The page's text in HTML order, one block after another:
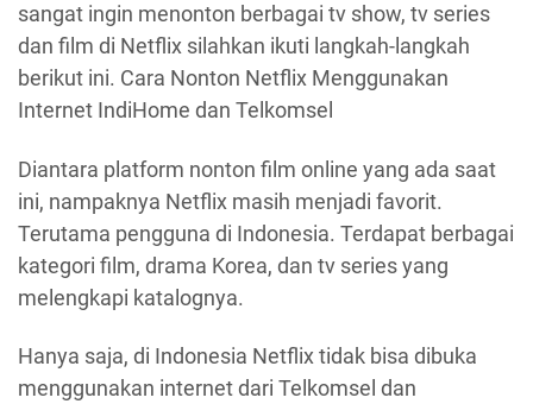
sangat ingin menonton berbagai tv show, tv series
dan film di Netflix silahkan ikuti langkah-langkah
berikut ini. Cara Nonton Netflix Menggunakan
Internet IndiHome dan Telkomsel
Diantara platform nonton film online yang ada saat
ini, nampaknya Netflix masih menjadi favorit.
Terutama pengguna di Indonesia. Terdapat berbagai
kategori film, drama Korea, dan tv series yang
melengkapi katalognya.
Hanya saja, di Indonesia Netflix tidak bisa dibuka
menggunakan internet dari Telkomsel dan